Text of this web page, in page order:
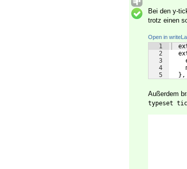
Bei den y-
trotz einen
Open in
1
2
3
4
5
  },
Außerdem
typeset